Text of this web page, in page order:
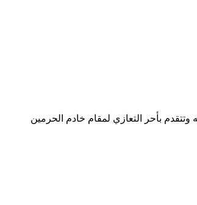
بأحر التعازي لمقام خادم الحرمين